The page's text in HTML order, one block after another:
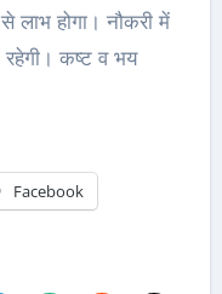
से लाभ होगा। नौकरी में
कष्ट व भय
Facebook